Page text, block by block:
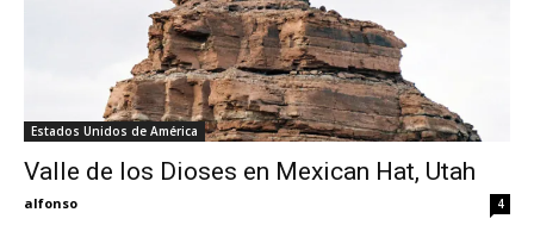
My
Estados Unidos de América
Valle de los Dioses en Mexican Hat, Utah
alfonso 4